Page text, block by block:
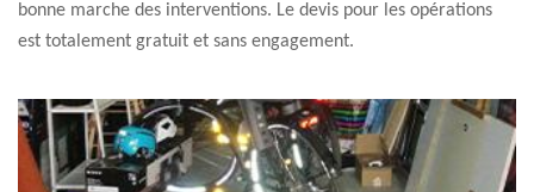
bonne marche des interventions. Le devis pour les opérations
est totalement gratuit et sans engagement.